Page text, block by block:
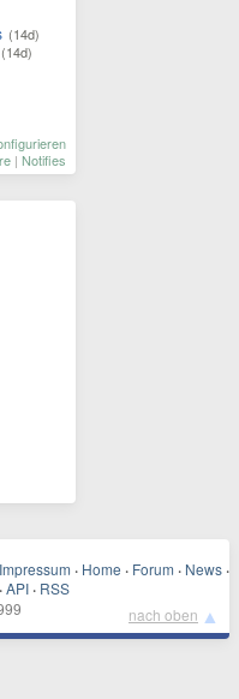
(14d)
(14d)
| Notifies
Impressum · Home · Forum · News ·
· API · RSS
nach oben ▲